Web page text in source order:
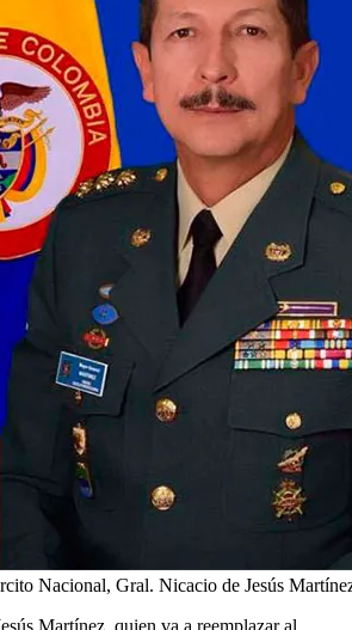
Nacional, Gral. Nicacio de Jesús
Martínez, quien va a reemplazar al